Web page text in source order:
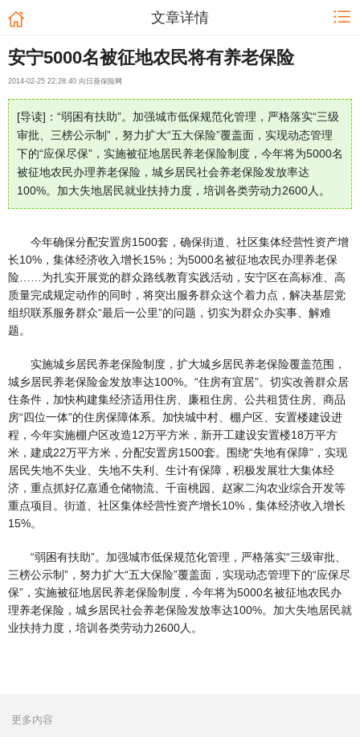
文章详情
安宁5000名被征地农民将有养老保险
2014-02-25 22:28:40 向日葵保险网
[导读]：“弱困有扶助”。加强城市低保规范化管理，严格落实“三级
审批、三榜公示制”，努力扩大“五大保险”覆盖面，实现动态管理
下的“应保尽保”，实施被征地居民养老保险制度，今年将为5000名
被征地农民办理养老保险，城乡居民社会养老保险发放率达
100%。加大失地居民就业扶持力度，培训各类劳动力2600人。
今年确保分配安置房1500套，确保街道、社区集体经营性资产增
长10%，集体经济收入增长15%；为5000名被征地农民办理养老保
险……为扎实开展党的群众路线教育实践活动，安宁区在高标准、高
质量完成规定动作的同时，将突出服务群众这个着力点，解决基层党
组织联系服务群众“最后一公里”的问题，切实为群众办实事、解难
题。
实施城乡居民养老保险制度，扩大城乡居民养老保险覆盖范围，
城乡居民养老保险金发放率达100%。“住房有宜居”。切实改善群众居
住条件，加快构建集经济适用住房、廉租住房、公共租赁住房、商品
房“四位一体”的住房保障体系。加快城中村、棚户区、安置楼建设进
程，今年实施棚户区改造12万平方米，新开工建设安置楼18万平方
米，建成22万平方米，分配安置房1500套。围绕“失地有保障”，实现
居民失地不失业、失地不失利、生计有保障，积极发展壮大集体经
济，重点抓好亿嘉通仓储物流、千亩桃园、赵家二沟农业综合开发等
重点项目。街道、社区集体经营性资产增长10%，集体经济收入增长
15%。
“弱困有扶助”。加强城市低保规范化管理，严格落实“三级审批、
三榜公示制”，努力扩大“五大保险”覆盖面，实现动态管理下的“应保尽
保”，实施被征地居民养老保险制度，今年将为5000名被征地农民办
理养老保险，城乡居民社会养老保险发放率达100%。加大失地居民就
业扶持力度，培训各类劳动力2600人。
更多内容